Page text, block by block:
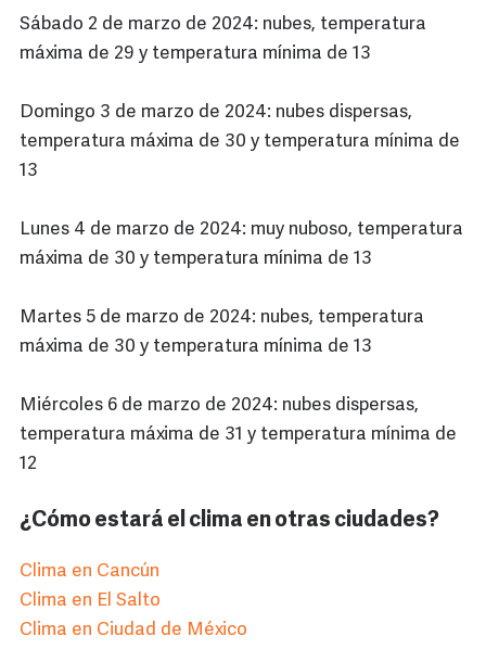
Sábado 2 de marzo de 2024: nubes, temperatura
máxima de 29 y temperatura mínima de 13
Domingo 3 de marzo de 2024: nubes dispersas,
temperatura máxima de 30 y temperatura mínima de
13
Lunes 4 de marzo de 2024: muy nuboso, temperatura
máxima de 30 y temperatura mínima de 13
Martes 5 de marzo de 2024: nubes, temperatura
máxima de 30 y temperatura mínima de 13
Miércoles 6 de marzo de 2024: nubes dispersas,
temperatura máxima de 31 y temperatura mínima de
12
¿Cómo estará el clima en otras ciudades?
Clima en Cancún
Clima en El Salto
Clima en Ciudad de México